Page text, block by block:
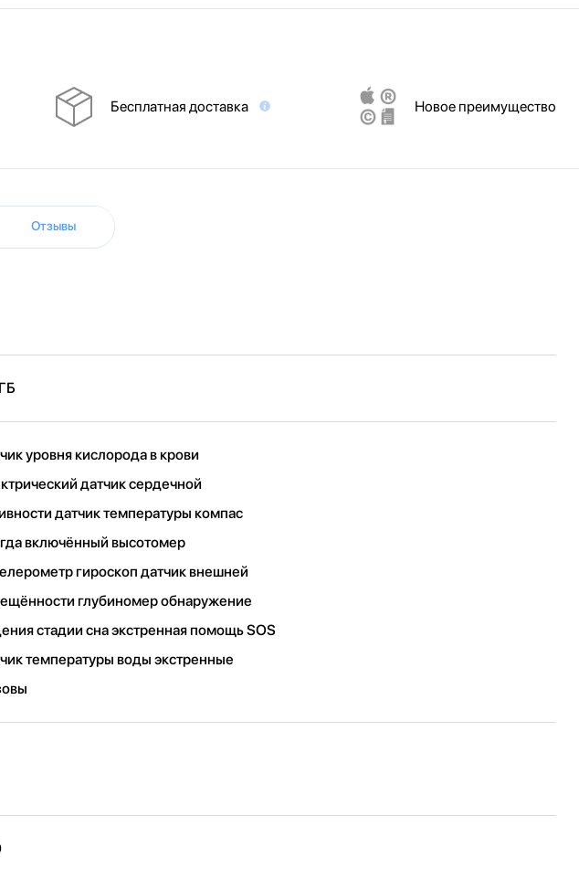
Бесплатная доставка Новое преимущество
Отзывы
уровня кислорода в крови
датчик сердечной
датчик температуры компас
включённый высотомер
гироскоп датчик внешней
глубиномер обнаружение
стадии сна экстренная помощь SOS
температуры воды экстренные